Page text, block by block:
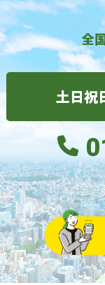
全
土日祝